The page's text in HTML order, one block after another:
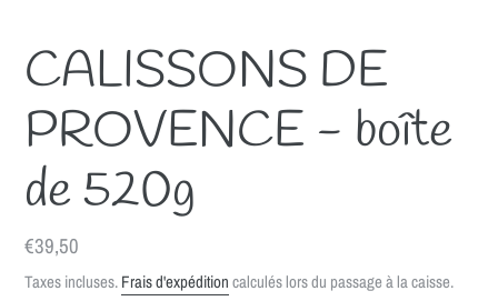
CALISSONS DE
PROVENCE - boîte
de 520g
Prix
normal
€39,50
Taxes incluses.Frais d'expéditioncalculés lors du passage à la caisse.